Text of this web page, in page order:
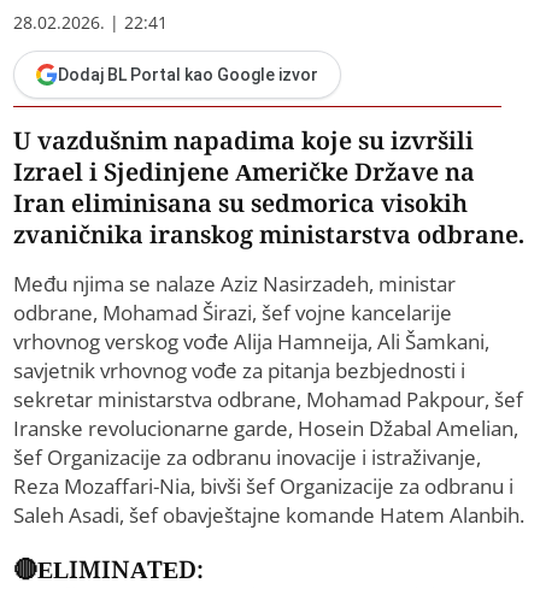
28.02.2026. | 22:41
Dodaj BL Portal kao Google izvor
U vazdušnim napadima koje su izvršili
Izrael i Sjedinjene Američke Države na
Iran eliminisana su sedmorica visokih
zvaničnika iranskog ministarstva odbrane.
Među njima se nalaze Aziz Nasirzadeh, ministar
odbrane, Mohamad Širazi, šef vojne kancelarije
vrhovnog verskog vođe Alija Hamneija, Ali Šamkani,
savjetnik vrhovnog vođe za pitanja bezbjednosti i
sekretar ministarstva odbrane, Mohamad Pakpour, šef
Iranske revolucionarne garde, Hosein Džabal Amelian,
šef Organizacije za odbranu inovacije i istraživanje,
Reza Mozaffari-Nia, bivši šef Organizacije za odbranu i
Saleh Asadi, šef obavještajne komande Hatem Alanbih.
🔴ELIMINATED: